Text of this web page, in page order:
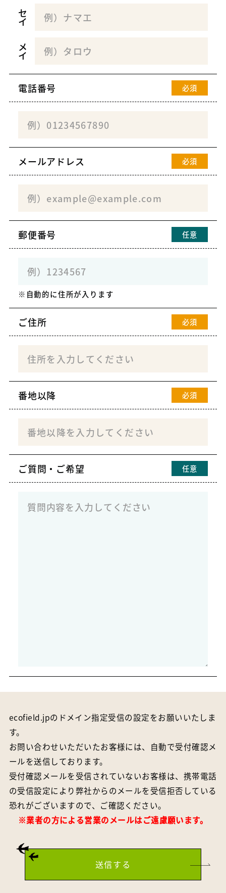
セ
イ
メ
イ
電話番号 必須
メールアドレス 必須
郵便番号 任意
自動的に住所が入ります
ご住所 必須
番地以降 必須
ご質問・ご希望 任意
ecofield.jpのドメイン指定受信の設定をお願いいたしま
す。
お問い合わせいただいたお客様には、自動で受付確認メ
ールを送信しております。
受付確認メールを受信されていないお客様は、携帯電話
の受信設定により弊社からのメールを受信拒否している
恐れがございますので、ご確認ください。
※業者の方による営業のメールはご遠慮願います。